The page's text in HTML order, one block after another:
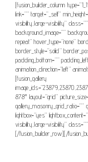
[fusion_builder_column
link=”” target=”_self”
visibility,large-visibility”
background_image=””
repeat” hover_type=”none”
border_style=”solid”
padding_bottom=””
animation_direction=”left”
[fusion_gallery
878″ layout=”grid”
gallery_masonry_grid_ratio=””
lightbox=”yes”
visibility,large-visibility”
[/fusion_builder_row][/